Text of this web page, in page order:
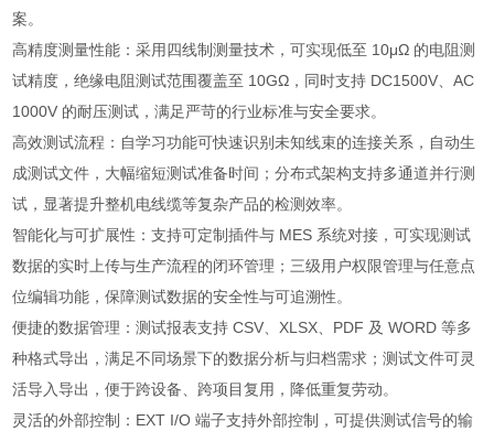
案。
高精度测量性能：采用四线制测量技术，可实现低至 10μΩ 的电阻测
试精度，绝缘电阻测试范围覆盖至 10GΩ，同时支持 DC1500V、AC
1000V 的耐压测试，满足严苛的行业标准与安全要求。
高效测试流程：自学习功能可快速识别未知线束的连接关系，自动生
成测试文件，大幅缩短测试准备时间；分布式架构支持多通道并行测
试，显著提升整机电线缆等复杂产品的检测效率。
智能化与可扩展性：支持可定制插件与 MES 系统对接，可实现测试
数据的实时上传与生产流程的闭环管理；三级用户权限管理与任意点
位编辑功能，保障测试数据的安全性与可追溯性。
便捷的数据管理：测试报表支持 CSV、XLSX、PDF 及 WORD 等多
种格式导出，满足不同场景下的数据分析与归档需求；测试文件可灵
活导入导出，便于跨设备、跨项目复用，降低重复劳动。
灵活的外部控制：EXT I/O 端子支持外部控制，可提供测试信号的输